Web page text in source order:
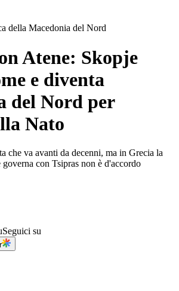
della Macedonia del Nord
Atene: Skopje
e diventa
del Nord per
Nato
che va avanti da decenni, ma in Grecia la
governa con Tsipras non è d'accordo
Seguici su